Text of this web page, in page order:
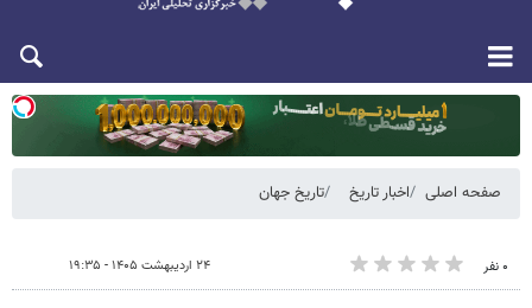
صفحه اصلی اخبار تاریخ تاریخ جهان
۰ نفر ۲۴ اردیبهشت ۱۴۰۵ - ۱۹:۳۵